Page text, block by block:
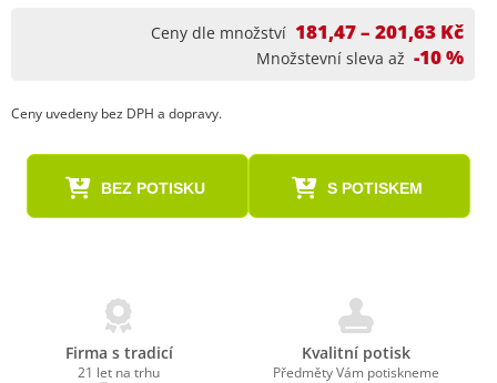
Ceny dle množství 181,47 – 201,63 Kč
Množstevní sleva až -10 %
Ceny uvedeny bez DPH a dopravy.
BEZ POTISKU S POTISKEM
Firma s tradicí
21 let na trhu
Kvalitní potisk
Předměty Vám potiskneme